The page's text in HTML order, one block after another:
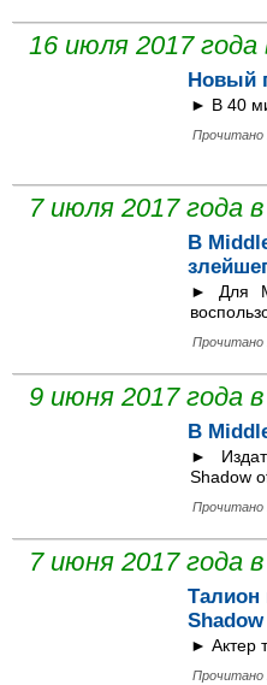
16 июля 2017 года
Новый
► В 40
Прочитано
7 июля 2017 года
В
► Для
Прочитано
9 июня 2017 года
В
►
Shadow
Прочитано
7 июня 2017 года в
Талион
► Актер
Прочитано